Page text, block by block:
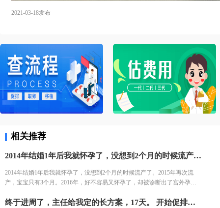
2021-03-18发布
相关推荐
2014年结婚1年后我就怀孕了，没想到2个月的时候流产了。2015年再次流产，宝宝只有3个月。2016年，好不容易又怀孕了，却被诊断出了宫外孕。接下来的2年，一直没有怀孕的音信。 不知道为什么命运要一直这样折磨我，万般无奈下，我踏上了试管的旅途。 我拉着老公来到了郑大三附院的生殖中心。 初步问诊，医生给了我一叠厚厚的检查单。我按照检查单并对照着手上的纸张，一个窗口一个窗口的去检查了。这样检查的日子，一直持续了一个月，所有检查结果才凑齐。
2014年结婚1年后我就怀孕了，没想到2个月的时候流产了。2015年再次流
产，宝宝只有3个月。2016年，好不容易又怀孕了，却被诊断出了宫外孕。
我，万般无奈下，我踏上了试管的旅途。 我拉着老公来到了郑大三附院的生
终于进周了，主任给我定的长方案，17天。 开始促排卵打针了。我纠结是回去打针还是让护士打，算了，为了确保万一，还是选择了去医院让护士打。今天去打针的人还是挺多的，再有耐心的护士也无法保持笑脸。给我打针的护士进到注射室的时候，满脸疲惫，但是还是耐心的给我打针了。